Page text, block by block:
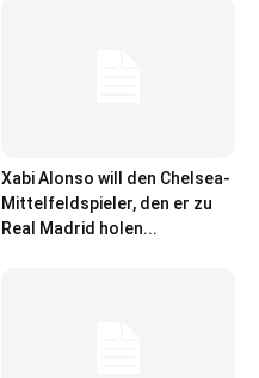
Xabi Alonso will den Chelsea-
Mittelfeldspieler, den er zu
Real Madrid holen...